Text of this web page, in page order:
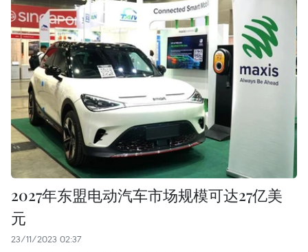
2027年东盟电动汽车市场规模可达27亿美
元
23/11/2023 02:37